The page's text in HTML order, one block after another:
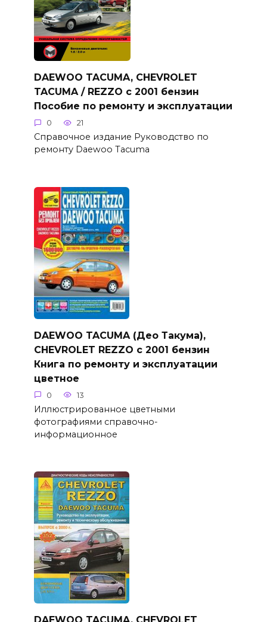
DAEWOO TACUMA, CHEVROLET
TACUMA / REZZO с 2001 бензин
Пособие по ремонту и эксплуатации
0 21
Справочное издание Руководство по
ремонту Daewoo Tacuma
DAEWOO TACUMA (Део Такума),
CHEVROLET REZZO с 2001 бензин
Книга по ремонту и эксплуатации
цветное
0 13
Иллюстрированное цветными
фотографиями справочно-
информационное